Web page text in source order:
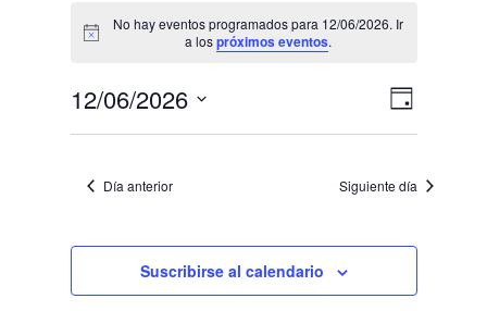
en
12/06/2026
Aviso
No hay eventos programados para 12/06/2026. Ir
a lospróximos eventos.
N
a
v
g
a
N
e
i
Día
12/06/2026
Día anterior Siguiente día
Suscribirse al calendario